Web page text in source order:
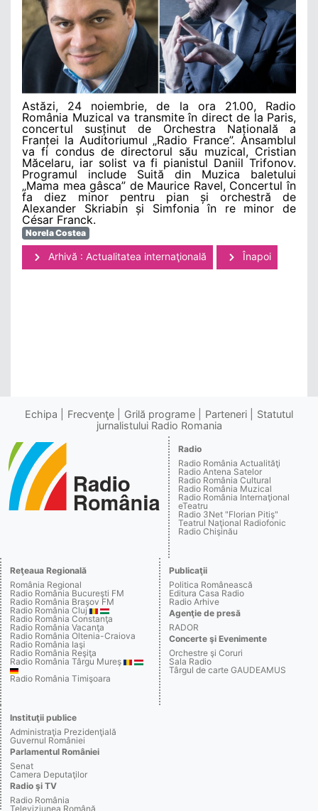
Astăzi, 24 noiembrie, de la ora 21.00, Radio
România Muzical va transmite în direct de la Paris,
concertul susținut de Orchestra Națională a
Franței la Auditoriumul „Radio France”. Ansamblul
va fi condus de directorul său muzical, Cristian
Măcelaru, iar solist va fi pianistul Daniil Trifonov.
Programul include Suită din Muzica baletului
„Mama mea gâsca” de Maurice Ravel, Concertul în
fa diez minor pentru pian și orchestră de
Alexander Skriabin și Simfonia în re minor de
César Franck.
Norela Costea
Arhivă : Actualitatea internaţională Înapoi
Echipa Frecvenţe Grilă programe Parteneri
Statutul
jurnalistului Radio Romania
Radio
Radio România Actualităţi
Radio Antena Satelor
Radio România Cultural
Radio România Muzical
Radio România Internaţional
eTeatru
Radio 3Net "Florian Pitiş"
Teatrul Naţional Radiofonic
Radio Chişinău
Reţeaua Regională
România Regional
Radio România Bucureşti FM
Radio România Braşov FM
Radio România Cluj
Radio România Constanţa
Radio România Vacanţa
Radio România Oltenia-Craiova
Radio România Iaşi
Radio România Reşiţa
Radio România Târgu Mureş
Radio România Timişoara
Publicaţii
Politica Românească
Editura Casa Radio
Radio Arhive
Agenţie de presă
RADOR
Concerte şi Evenimente
Orchestre şi Coruri
Sala Radio
Târgul de carte GAUDEAMUS
Instituţii publice
Administraţia Prezidenţială
Guvernul României
Parlamentul României
Senat
Camera Deputaţilor
Radio şi TV
Radio România
Televiziunea Română